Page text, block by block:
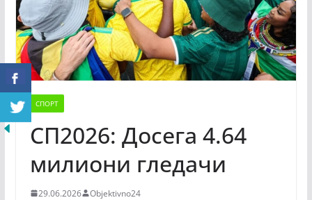
СПОРТ
СП2026: Досега 4.64
милиони гледачи
29.06.2026 Objektivno24